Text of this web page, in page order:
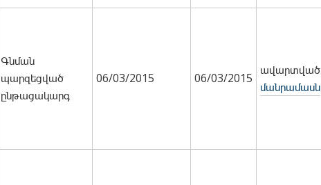
Գնման
պարզեցված
ընթացակարգ
06/03/2015 06/03/2015
ավարտված
մանրամասն